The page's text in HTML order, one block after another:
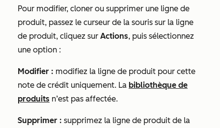
Pour modifier, cloner ou supprimer une ligne de
produit, passez le curseur de la souris sur la ligne
de produit, cliquez sur Actions, puis sélectionnez
une option :
Modifier : modifiez la ligne de produit pour cette
note de crédit uniquement. La bibliothèque de
produits n’est pas affectée.
Supprimer : supprimez la ligne de produit de la